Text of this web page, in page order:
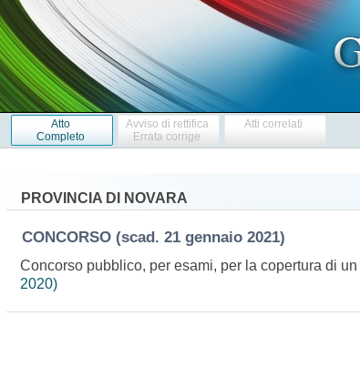
Atto
Completo
Avviso di rettifica
Errata corrige
Atti correlati
PROVINCIA DI NOVARA
CONCORSO (scad. 21 gennaio 2021)
Concorso pubblico, per esami, per la copertura di
2020)